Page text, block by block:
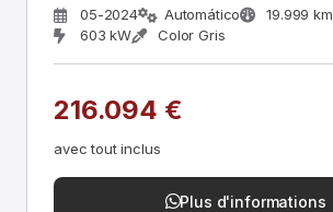
05-2024 Automático 19.999 km
603 kW
Color Gris
216.094 €
avec tout inclus
Plus d'informations